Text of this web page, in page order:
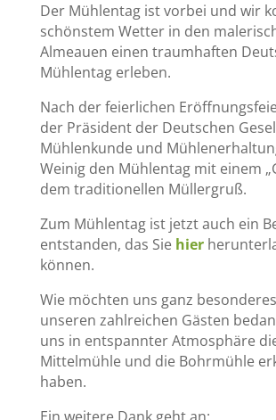
Der Mühlentag ist vorbei und wir
schönstem Wetter in den
Almeauen einen traumhaften
Mühlentag erleben.
Nach der feierlichen
der Präsident der Deutschen
Mühlenkunde und
Weinig den Mühlentag mit einem
dem traditionellen Müllergruß.
Zum Mühlentag ist jetzt auch ein
entstanden, das Sie hier
können.
Wie möchten uns ganz
unseren zahlreichen Gästen
uns in entspannter Atmosphäre
Mittelmühle und die Bohrmühle
haben.